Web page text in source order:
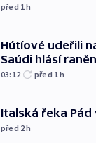
před 1h
Hútíové udeřili
Saúdi hlásí
03:12 před 1h
Italská řeka Pád
před 2h